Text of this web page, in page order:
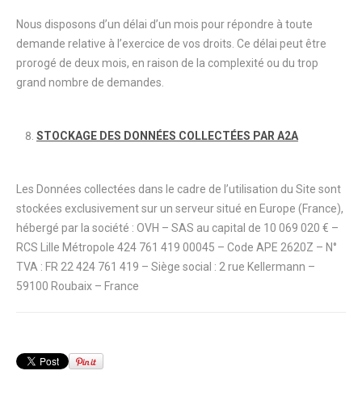
Nous disposons d’un délai d’un mois pour répondre à toute
demande relative à l’exercice de vos droits. Ce délai peut être
prorogé de deux mois, en raison de la complexité ou du trop
grand nombre de demandes.
STOCKAGE DES DONNÉES COLLECTÉES PAR A2A
Les Données collectées dans le cadre de l’utilisation du Site sont
stockées exclusivement sur un serveur situé en Europe (France),
hébergé par la société : OVH – SAS au capital de 10 069 020 € –
RCS Lille Métropole 424 761 419 00045 – Code APE 2620Z – N°
TVA : FR 22 424 761 419 – Siège social : 2 rue Kellermann –
59100 Roubaix – France